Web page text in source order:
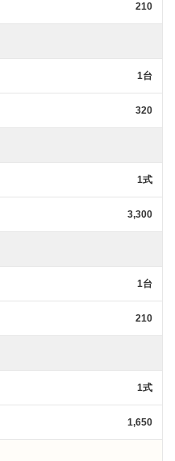
210
1台
320
1式
3,300
1台
210
1式
1,650